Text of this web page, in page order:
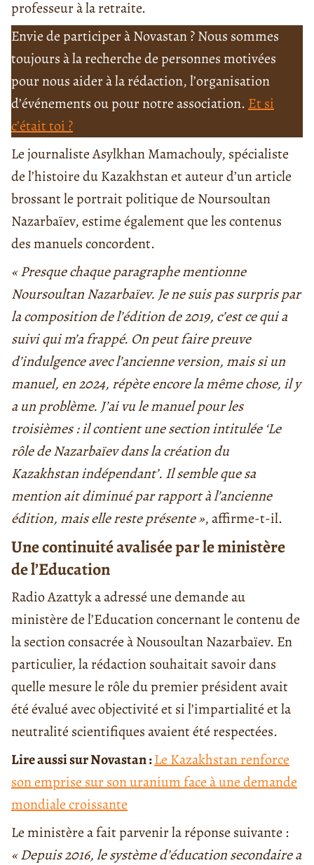
professeur à la retraite.
Envie de participer à Novastan ? Nous sommes
toujours à la recherche de personnes motivées
pour nous aider à la rédaction, l’organisation
d’événements ou pour notre association. Et si
c’était toi ?
Le journaliste Asylkhan Mamachouly, spécialiste
de l’histoire du Kazakhstan et auteur d’un article
brossant le portrait politique de Noursoultan
Nazarbaïev, estime également que les contenus
des manuels concordent.
« Presque chaque paragraphe mentionne
Noursoultan Nazarbaïev. Je ne suis pas surpris par
la composition de l’édition de 2019, c’est ce qui a
suivi qui m’a frappé. On peut faire preuve
d’indulgence avec l’ancienne version, mais si un
manuel, en 2024, répète encore la même chose, il y
a un problème. J’ai vu le manuel pour les
troisièmes : il contient une section intitulée ‘Le
rôle de Nazarbaïev dans la création du
Kazakhstan indépendant’. Il semble que sa
mention ait diminué par rapport à l’ancienne
édition, mais elle reste présente », affirme-t-il.
Une continuité avalisée par le ministère
de l’Education
Radio Azattyk a adressé une demande au
ministère de l’Education concernant le contenu de
la section consacrée à Nousoultan Nazarbaïev. En
particulier, la rédaction souhaitait savoir dans
quelle mesure le rôle du premier président avait
été évalué avec objectivité et si l’impartialité et la
neutralité scientifiques avaient été respectées.
Lire aussi sur Novastan :Le Kazakhstan renforce
son emprise sur son uranium face à une demande
mondiale croissante
Le ministère a fait parvenir la réponse suivante :
« Depuis 2016, le système d’éducation secondaire a